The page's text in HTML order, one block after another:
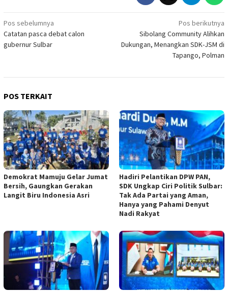
Navigasi
pos
Pos sebelumnya
Catatan pasca debat calon
gubernur Sulbar
Pos berikutnya
Sibolang Community Alihkan
Dukungan, Menangkan SDK-JSM di
Tapango, Polman
POS TERKAIT
Demokrat Mamuju Gelar Jumat
Bersih, Gaungkan Gerakan
Langit Biru Indonesia Asri
Hadiri Pelantikan DPW PAN,
SDK Ungkap Ciri Politik Sulbar:
Tak Ada Partai yang Aman,
Hanya yang Pahami Denyut
Nadi Rakyat